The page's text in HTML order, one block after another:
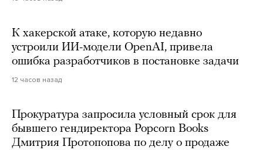
К хакерской атаке, которую недавно
устроили ИИ-модели OpenAI, привела
ошибка разработчиков в постановке задачи
12 часов назад
Прокуратура запросила условный срок для
бывшего гендиректора Popcorn Books
Дмитрия Протопопова по делу о продаже